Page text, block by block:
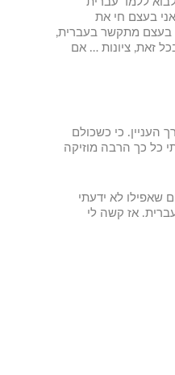
אני בעצם חי את
בעצם מתקשר בעברית,
זאת, ציונות … אם
העניין. כי כשכולם
כל כך הרבה מוזיקה
שאפילו לא ידעתי
אז קשה לי